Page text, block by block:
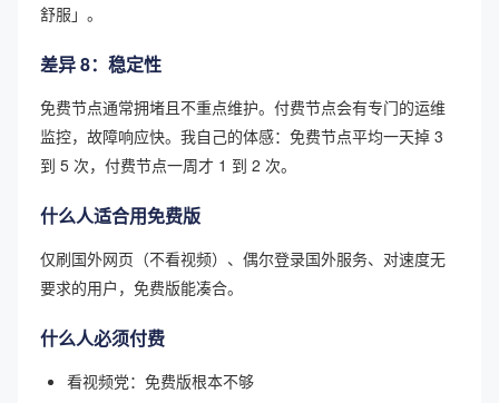
舒服」。
差异 8：稳定性
免费节点通常拥堵且不重点维护。付费节点会有专门的运维
监控，故障响应快。我自己的体感：免费节点平均一天掉 3
到 5 次，付费节点一周才 1 到 2 次。
什么人适合用免费版
仅刷国外网页（不看视频）、偶尔登录国外服务、对速度无
要求的用户，免费版能凑合。
什么人必须付费
看视频党：免费版根本不够